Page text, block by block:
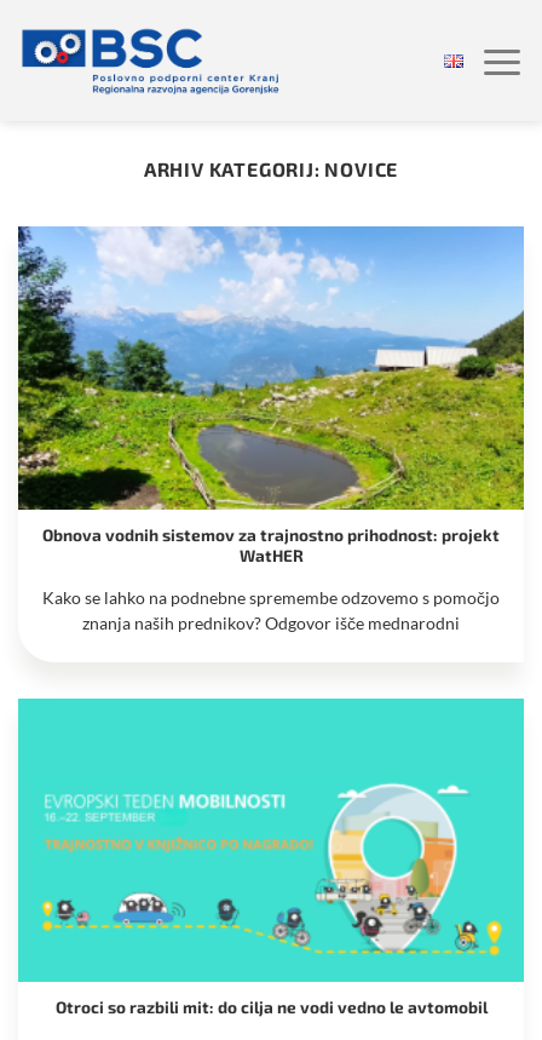
vsebino
ARHIV KATEGORIJ: NOVICE
Obnova vodnih sistemov za trajnostno prihodnost: projekt
WatHER
Kako se lahko na podnebne spremembe odzovemo s pomočjo
znanja naših prednikov? Odgovor išče mednarodni
Otroci so razbili mit: do cilja ne vodi vedno le avtomobil